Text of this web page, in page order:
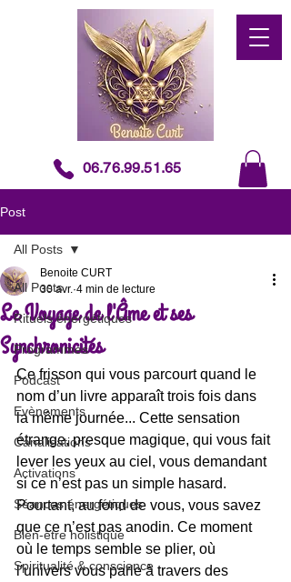
06.76.99.51.65
Post
All Posts
Rituels énergétiques
Programmes
Podcast
Evènements
Canalisations
Activations
Séances énergétiques
Bien-être holistique
Spiritualité & conscience
All Posts
Le Voyage de l'Âme et ses
Synchronicités
Benoite CURT
30 avr. 4 min de lecture
Ce frisson qui vous parcourt quand le
nom d’un livre apparaît trois fois dans
la même journée... Cette sensation
étrange, presque magique, qui vous fait
lever les yeux au ciel, vous demandant
si ce n’est pas un simple hasard.
Pourtant, au fond de vous, vous savez
que ce n’est pas anodin. Ce moment
où le temps semble se plier, où
l’univers vous parle à travers des